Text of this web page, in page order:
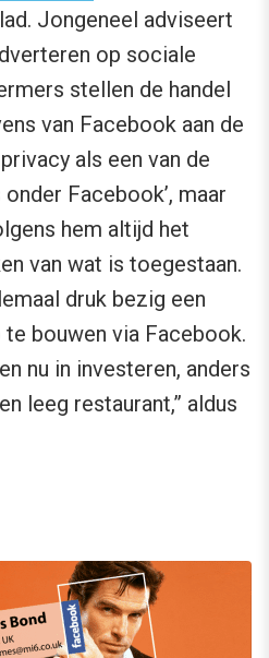
Jongeneel adviseert
op sociale
stellen de handel
van Facebook aan de
als een van de
Facebook’, maar
hem altijd het
van wat is toegestaan.
druk bezig een
bouwen via Facebook.
nu in investeren, anders
leeg restaurant,” aldus